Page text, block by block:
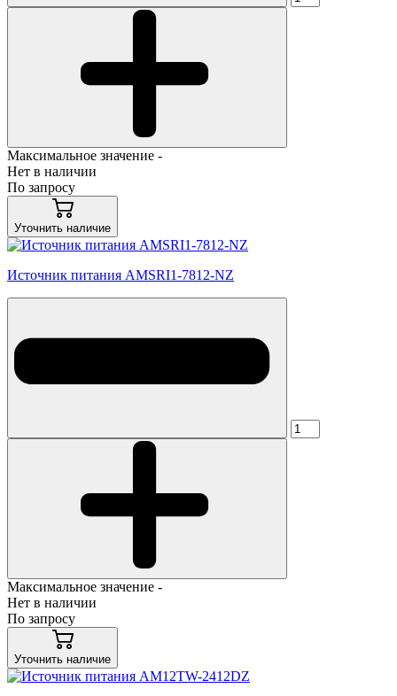
Максимальное значение -
Нет в наличии
По запросу
Уточнить наличие
Источник питания AMSRI1-7812-NZ
Максимальное значение -
Нет в наличии
По запросу
Уточнить наличие